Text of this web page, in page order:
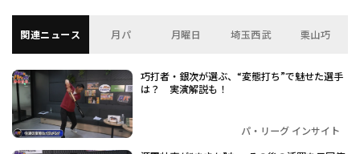
関連ニュース 月パ 月曜日 埼玉西武 栗山巧
巧打者・銀次が選ぶ、“変態打ち”で魅せた選手
は？ 実演解説も！
パ・リーグ インサイト